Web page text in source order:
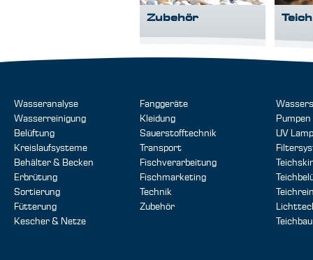
Zubehör
Wasseranalyse
Wasserreinigung
Belüftung
Kreislaufsysteme
Behälter & Becken
Erbrütung
Sortierung
Fütterung
Kescher & Netze
Fanggeräte
Kleidung
Sauerstofftechnik
Transport
Fischverarbeitung
Fischmarketing
Technik
Zubehör
Pumpen
UV
Teichbau